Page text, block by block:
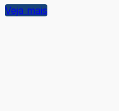
Veja mais